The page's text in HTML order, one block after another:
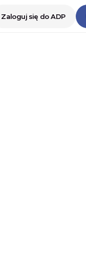
Zaloguj się do ADP